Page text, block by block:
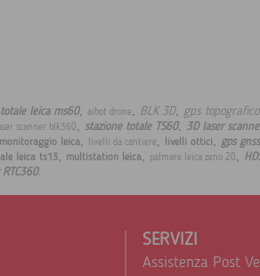
leica ms60, aibot drone, BLK 3D, gps
scanner blk360, stazione totale TS60, 3D laser
leica, livelli da cantiere, livelli ottici, gps
leica ts13, multistation leica, palmare leica zeno 20,
.
SERVIZI
Assistenza Post